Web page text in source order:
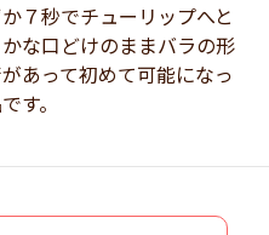
７秒でチューリップへと
な口どけのままバラの形
あって初めて可能になっ
す。